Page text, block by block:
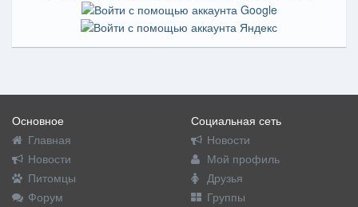
Основное
Главная
Новости
Питомцы
Форум
Социальная сеть
Новости
Мой профиль
Друзья
Группы